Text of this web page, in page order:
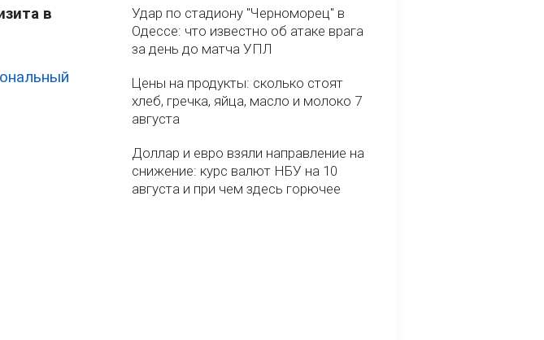
в
Удар по стадиону "Черноморец" в
Одессе: что известно об атаке врага
за день до матча УПЛ
Цены на продукты: сколько стоят
хлеб, гречка, яйца, масло и молоко 7
августа
Доллар и евро взяли направление на
снижение: курс валют НБУ на 10
августа и при чем здесь горючее